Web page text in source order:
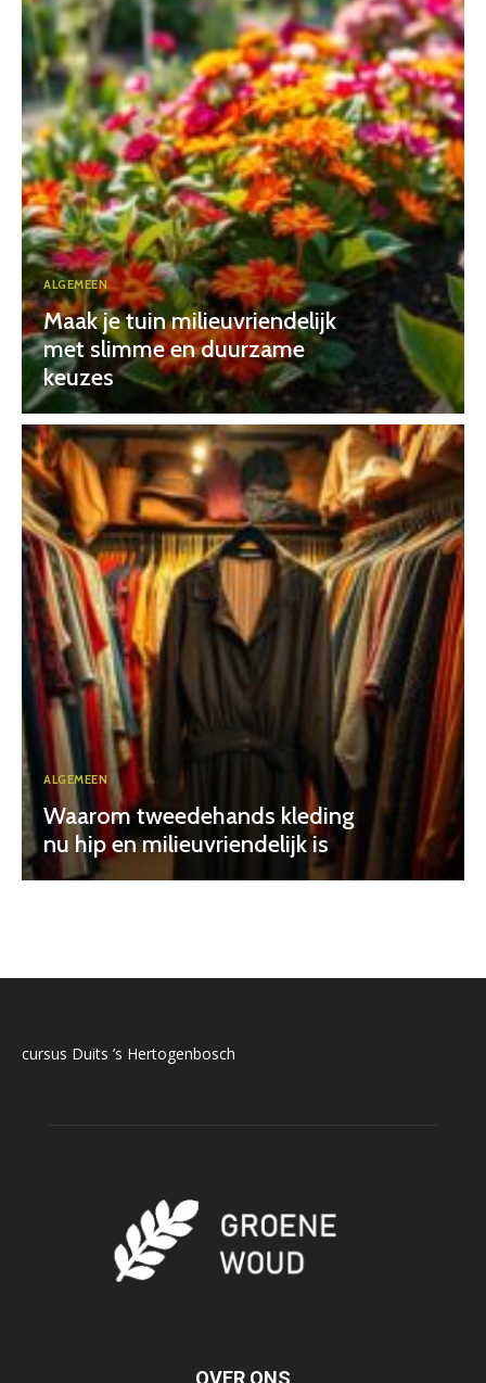
ALGEMEEN
Maak je tuin milieuvriendelijk
met slimme en duurzame
keuzes
ALGEMEEN
Waarom tweedehands kleding
nu hip en milieuvriendelijk is
cursus Duits ’s Hertogenbosch
OVER ONS